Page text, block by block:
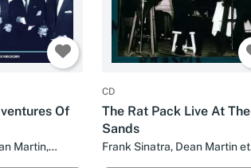
Of
Martin,
CD
The Rat Pack Live At The
Sands
Frank Sinatra, Dean Martin et